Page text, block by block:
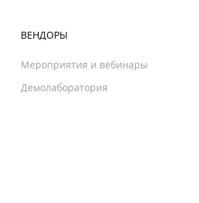
ВЕНДОРЫ
Мероприятия и вебинары
Демолаборатория